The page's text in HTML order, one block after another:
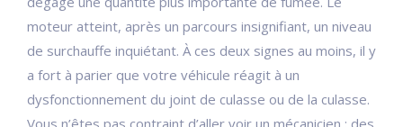
moteur atteint, après un parcours insignifiant, un niveau
de surchauffe inquiétant. À ces deux signes au moins, il y
a fort à parier que votre véhicule réagit à un
dysfonctionnement du joint de culasse ou de la culasse.
Vous n’êtes pas contraint d’aller voir un mécanicien : des